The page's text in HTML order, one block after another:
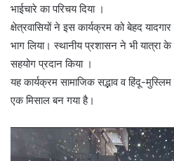
भाईचारे का परिचय दिया ।
क्षेत्रवासियों ने इस कार्यक्रम को बेहद
भाग लिया। स्थानीय प्रशासन ने भी
सहयोग प्रदान किया ।
यह कार्यक्रम सामाजिक सद्भाव व हिंदू-
एक मिसाल बन गया है।
वीडियो
प्लेयर